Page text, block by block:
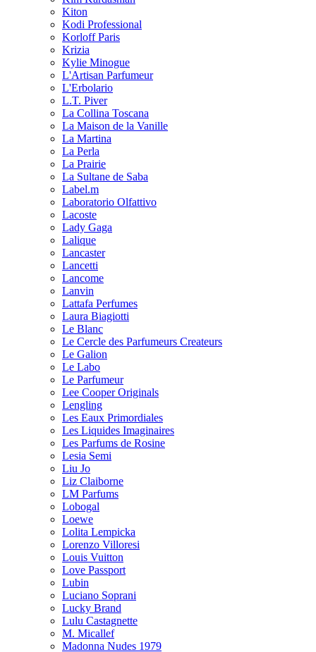
Kiton
Kodi Professional
Korloff Paris
Krizia
Kylie Minogue
L'Artisan Parfumeur
L'Erbolario
L.T. Piver
La Collina Toscana
La Maison de la Vanille
La Martina
La Perla
La Prairie
La Sultane de Saba
Label.m
Laboratorio Olfattivo
Lacoste
Lady Gaga
Lalique
Lancaster
Lancetti
Lancome
Lanvin
Lattafa Perfumes
Laura Biagiotti
Le Blanc
Le Cercle des Parfumeurs Createurs
Le Galion
Le Labo
Le Parfumeur
Lee Cooper Originals
Lengling
Les Eaux Primordiales
Les Liquides Imaginaires
Les Parfums de Rosine
Lesia Semi
Liu Jo
Liz Claiborne
LM Parfums
Lobogal
Loewe
Lolita Lempicka
Lorenzo Villoresi
Louis Vuitton
Love Passport
Lubin
Luciano Soprani
Lucky Brand
Lulu Castagnette
M. Micallef
Madonna Nudes 1979